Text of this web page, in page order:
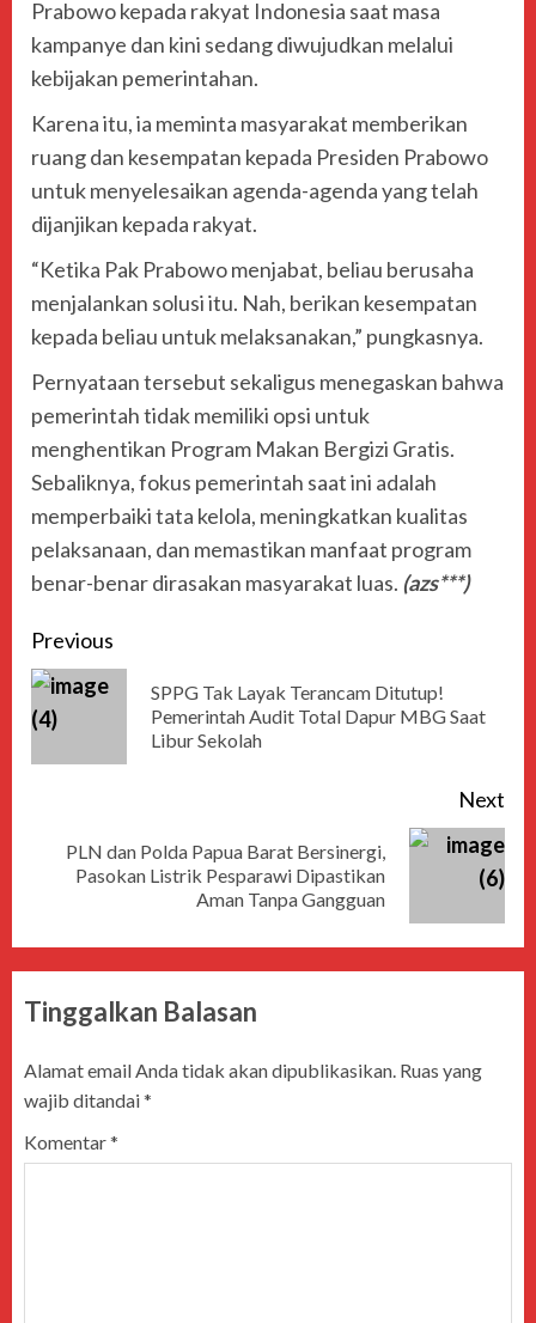
Prabowo kepada rakyat Indonesia saat masa
kampanye dan kini sedang diwujudkan melalui
kebijakan pemerintahan.
Karena itu, ia meminta masyarakat memberikan
ruang dan kesempatan kepada Presiden Prabowo
untuk menyelesaikan agenda-agenda yang telah
dijanjikan kepada rakyat.
“Ketika Pak Prabowo menjabat, beliau berusaha
menjalankan solusi itu. Nah, berikan kesempatan
kepada beliau untuk melaksanakan,” pungkasnya.
Pernyataan tersebut sekaligus menegaskan bahwa
pemerintah tidak memiliki opsi untuk
menghentikan Program Makan Bergizi Gratis.
Sebaliknya, fokus pemerintah saat ini adalah
memperbaiki tata kelola, meningkatkan kualitas
pelaksanaan, dan memastikan manfaat program
benar-benar dirasakan masyarakat luas. (azs***)
Previous
SPPG Tak Layak Terancam Ditutup!
Pemerintah Audit Total Dapur MBG Saat
Libur Sekolah
Next
PLN dan Polda Papua Barat Bersinergi,
Pasokan Listrik Pesparawi Dipastikan
Aman Tanpa Gangguan
Tinggalkan Balasan
Alamat email Anda tidak akan dipublikasikan. Ruas yang
wajib ditandai*
Komentar*